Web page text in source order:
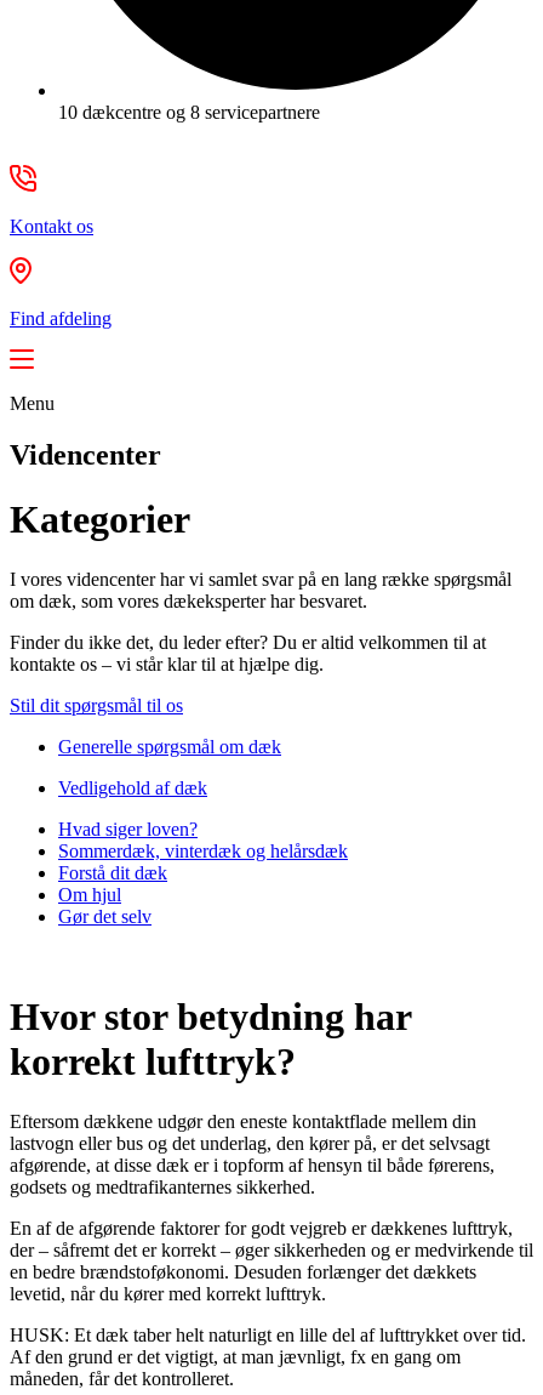
10 dækcentre og 8 servicepartnere
Kontakt os
Find afdeling
Menu
Videncenter
Kategorier
I vores videncenter har vi samlet svar på en lang række spørgsmål
om dæk, som vores dækeksperter har besvaret.
Finder du ikke det, du leder efter? Du er altid velkommen til at
kontakte os – vi står klar til at hjælpe dig.
Stil dit spørgsmål til os
Generelle spørgsmål om dæk
Vedligehold af dæk
Hvad siger loven?
Sommerdæk, vinterdæk og helårsdæk
Forstå dit dæk
Om hjul
Gør det selv
Hvor stor betydning har
korrekt lufttryk?
Eftersom dækkene udgør den eneste kontaktflade mellem din
lastvogn eller bus og det underlag, den kører på, er det selvsagt
afgørende, at disse dæk er i topform af hensyn til både førerens,
godsets og medtrafikanternes sikkerhed.
En af de afgørende faktorer for godt vejgreb er dækkenes lufttryk,
der – såfremt det er korrekt – øger sikkerheden og er medvirkende til
en bedre brændstoføkonomi. Desuden forlænger det dækkets
levetid, når du kører med korrekt lufttryk.
HUSK: Et dæk taber helt naturligt en lille del af lufttrykket over tid.
Af den grund er det vigtigt, at man jævnligt, fx en gang om
måneden, får det kontrolleret.